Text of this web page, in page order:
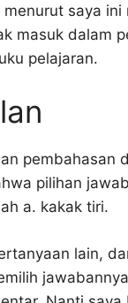
menurut saya ini
masuk dalam
pelajaran.
pembahasan
pilihan
a. kakak tiri.
lain,